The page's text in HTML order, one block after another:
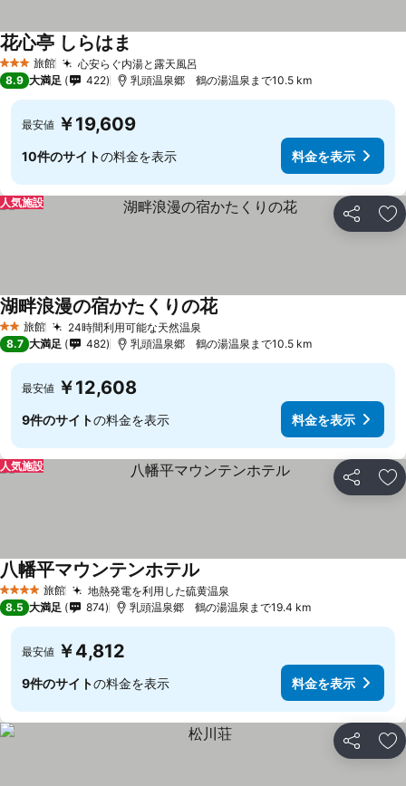
3 ホテルのランク
旅館 心安らぐ内湯と露天風呂
花心亭 しらはま
8.9 大満足 422 乳頭温泉郷 鶴の湯温泉まで10.5 km
最安値 ￥19,609
10件のサイトの料金を表示 料金を表示
シェア お
人気施設
2 ホテルのランク
旅館 24時間利用可能な天然温泉
湖畔浪漫の宿かたくりの花
8.7 大満足 482 乳頭温泉郷 鶴の湯温泉まで10.5 km
最安値 ￥12,608
9件のサイトの料金を表示 料金を表示
シェア お
人気施設
4 ホテルのランク
旅館 地熱発電を利用した硫黄温泉
八幡平マウンテンホテル
8.5 大満足 874 乳頭温泉郷 鶴の湯温泉まで19.4 km
最安値 ￥4,812
9件のサイトの料金を表示 料金を表示
シェア お